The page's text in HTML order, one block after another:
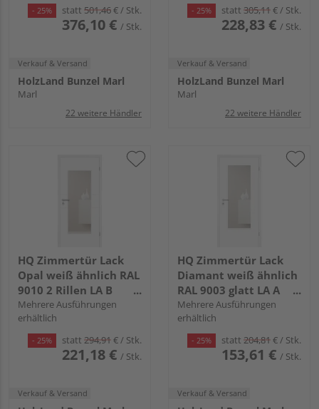
- 25% statt 501,46€ / Stk.
376,10 € / Stk.
Verkauf & Versand
HolzLand Bunzel Marl
Marl
22 weitere Händler
- 25% statt 305,11€ / Stk.
228,83 € / Stk.
Verkauf & Versand
HolzLand Bunzel Marl
Marl
22 weitere Händler
HQ Zimmertür Lack
Opal weiß ähnlich RAL
9010 2 Rillen LA B
Röhrenspan KK1
Mehrere Ausführungen
erhältlich
- 25% statt 294,91€/ Stk.
221,18 € / Stk.
Verkauf & Versand
HQ Zimmertür Lack
Diamant weiß ähnlich
RAL 9003 glatt LA A
Röhrenspan KK1
Mehrere Ausführungen
erhältlich
- 25% statt 204,81€/ Stk.
153,61 € / Stk.
Verkauf & Versand